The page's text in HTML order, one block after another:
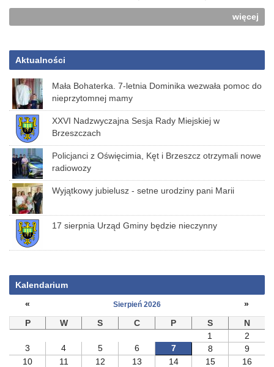
więcej
Aktualności
Mała Bohaterka. 7-letnia Dominika wezwała pomoc do
nieprzytomnej mamy
XXVI Nadzwyczajna Sesja Rady Miejskiej w
Brzeszczach
Policjanci z Oświęcimia, Kęt i Brzeszcz otrzymali nowe
radiowozy
Wyjątkowy jubielusz - setne urodziny pani Marii
17 sierpnia Urząd Gminy będzie nieczynny
Kalendarium
«
Sierpień 2026
»
P
W S C P S
N
1
2
3
4 5 6 7 8
9
10
11 12 13 14 15
16